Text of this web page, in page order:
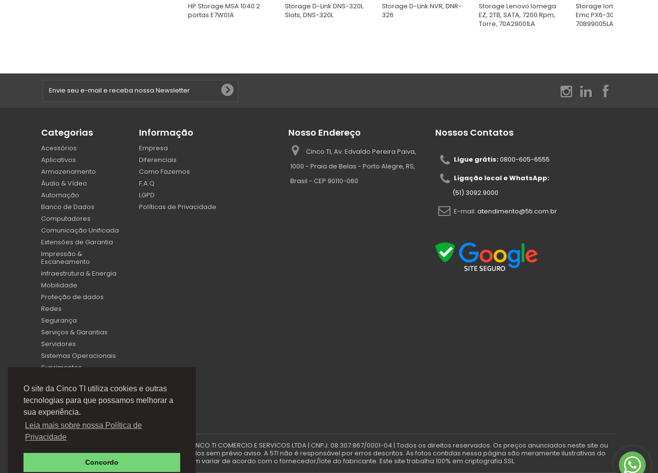
O site da Cinco TI utiliza cookies e outras
tecnologias para que possamos melhorar a
sua experiência.
Leia mais sobre nossa Política de
Privacidade
Concordo
HP Storage MSA 1040 2
portas E7W01A
Storage D-Link DNS-320L
Slots, DNS-320L
Storage D-Link NVR, DNR-
326
Storage Lenovo Iomega
EZ, 2TB, SATA, 7200 Rpm,
Torre, 70A29001LA
Storage Iomega-Lenovo
Emc PX6-300D, 12TB,
70B99005LA
Categorias
Acessórios
Aplicativos
Armazenamento
Áudio & Vídeo
Automação
Banco de Dados
Computadores
Comunicação Unificada
Extensões de Garantia
Impressão &
Escaneamento
Infraestrutura & Energia
Mobilidade
Proteção de dados
Redes
Segurança
Serviços & Garantias
Servidores
Sistemas Operacionais
Suprimentos
Informação
Empresa
Diferenciais
Como Fazemos
F.A.Q
LGPD
Políticas de Privacidade
A Cinco TI (5TI) é uma marca registrada de CINCO TI COMERCIO E SERVICOS LTDA | CNPJ: 08.307.867/0001-04 | Todos os direitos reservados. Os preços anunciados neste site ou
via e-mails promocionais podem ser alterados sem prévio aviso. A 5TI não é responsável por erros descritos. As fotos contidas nessa página são meramente ilustrativas do
produto e podem variar de acordo com o fornecedor/lote do fabricante. Este site trabalha 100% em criptografia SSL.
Nosso Endereço
Cinco TI, Av. Edvaldo Pereira Paiva,
1000 - Praia de Belas - Porto Alegre, RS,
Brasil - CEP 90110-060
Nossos Contatos
Ligue grátis:0800-605-6555
Ligação local e WhatsApp:
(51) 3092.9000
E-mail: atendimento@5ti.com.br